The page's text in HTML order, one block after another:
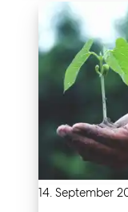
14. September